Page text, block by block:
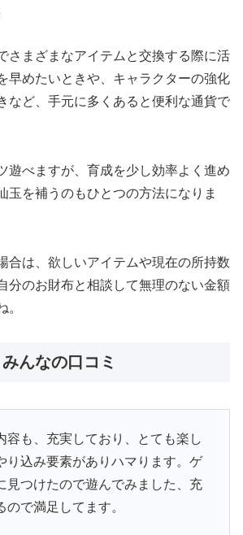
さまざまなアイテムと交換する際に活
早めたいときや、キャラクターの強化
など、手元に多くあると便利な通貨で
遊べますが、育成を少し効率よく進め
玉を補うのもひとつの方法になりま
合は、欲しいアイテムや現在の所持数
分のお財布と相談して無理のない金額
。
みんなの口コミ
容も、充実しており、とても楽し
り込み要素がありハマります。ゲ
見つけたので遊んでみました、充
ので満足してます。